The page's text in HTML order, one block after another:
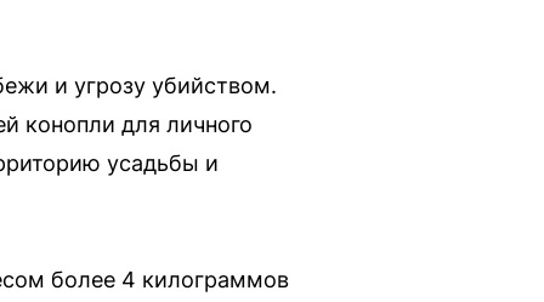
и угрозу убийством.
конопли для личного
усадьбы и
более 4 килограммов